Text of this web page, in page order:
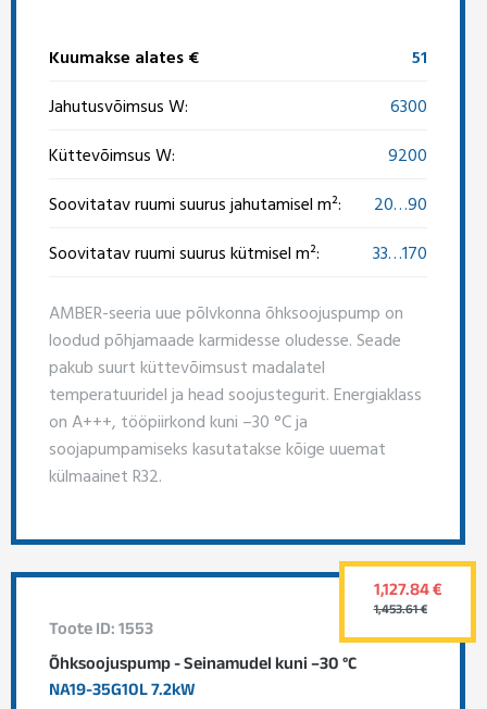
Kuumakse alates €
51
Jahutusvõimsus W:
6300
Küttevõimsus W:
9200
Soovitatav ruumi suurus jahutamisel m²:
20…90
Soovitatav ruumi suurus kütmisel m²:
33…170
AMBER-seeria uue põlvkonna õhksoojuspump on
loodud põhjamaade karmidesse oludesse. Seade
pakub suurt küttevõimsust madalatel
temperatuuridel ja head soojustegurit. Energiaklass
on A+++, tööpiirkond kuni –30 °C ja
soojapumpamiseks kasutatakse kõige uuemat
külmaainet R32.
Toote ID: 1553
Õhksoojuspump - Seinamudel kuni –30 °C
NA19-35G10L 7.2kW
1,127.84 €
1,453.61 €